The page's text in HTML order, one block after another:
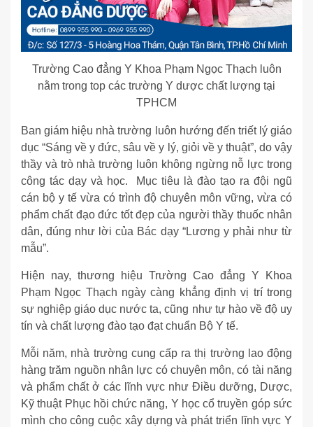
Trường Cao đẳng Y Khoa Phạm Ngọc Thạch luôn
nằm trong top các trường Y dược chất lượng tại
TPHCM
Ban giám hiệu nhà trường luôn hướng đến triết lý giáo
dục “Sáng về y đức, sâu về y lý, giỏi về y thuật”, do vậy
thầy và trò nhà trường luôn không ngừng nỗ lực trong
công tác dạy và học. Mục tiêu là đào tạo ra đội ngũ
cán bộ y tế vừa có trình độ chuyên môn vững, vừa có
phẩm chất đạo đức tốt đẹp của người thầy thuốc nhân
dân, đúng như lời của Bác dạy “Lương y phải như từ
mẫu”.
Hiện nay, thương hiệu Trường Cao đẳng Y Khoa
Phạm Ngọc Thạch ngày càng khẳng định vị trí trong
sự nghiệp giáo dục nước ta, cũng như tự hào về độ uy
tín và chất lượng đào tạo đạt chuẩn Bộ Y tế.
Mỗi năm, nhà trường cung cấp ra thị trường lao động
hàng trăm nguồn nhân lực có chuyên môn, có tài năng
và phẩm chất ở các lĩnh vực như Điều dưỡng, Dược,
Kỹ thuật Phục hồi chức năng, Y học cổ truyền góp sức
mình cho công cuộc xây dựng và phát triển lĩnh vực Y